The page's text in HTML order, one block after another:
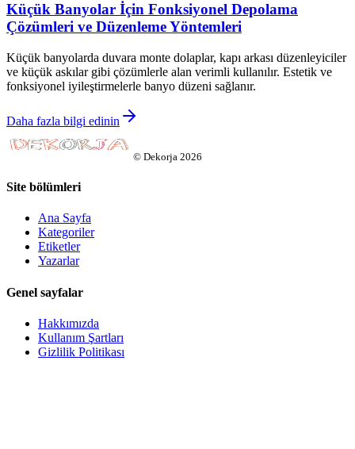
Küçük Banyolar İçin Fonksiyonel Depolama
Çözümleri ve Düzenleme Yöntemleri
Küçük banyolarda duvara monte dolaplar, kapı arkası düzenleyiciler
ve küçük askılar gibi çözümlerle alan verimli kullanılır. Estetik ve
fonksiyonel iyileştirmelerle banyo düzeni sağlanır.
Daha fazla bilgi edinin
© Dekorja 2026
Site bölümleri
Ana Sayfa
Kategoriler
Etiketler
Yazarlar
Genel sayfalar
Hakkımızda
Kullanım Şartları
Gizlilik Politikası